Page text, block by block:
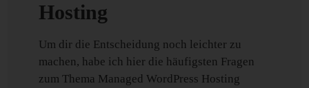
Hosting
Um dir die Entscheidung noch leichter zu
machen, habe ich hier die häufigsten Fragen
zum Thema Managed WordPress Hosting